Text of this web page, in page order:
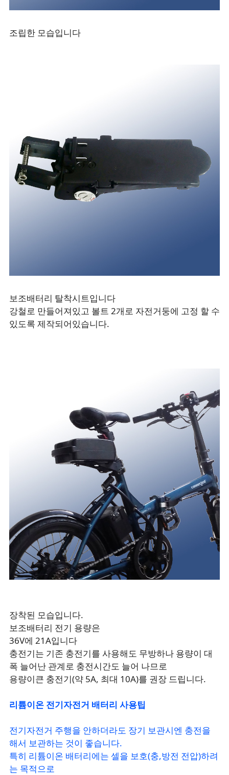
조립한 모습입니다
보조배터리 탈착시트입니다
강철로 만들어져있고 볼트 2개로 자전거둥에 고정 할 수
있도록 제작되어있습니다.
장착된 모습입니다.
보조배터리 전기 용량은
36V에 21A입니다
충전기는 기존 충전기를 사용해도 무방하나 용량이 대
폭 늘어난 관계로 충전시간도 늘어 나므로
용량이큰 충전기(약 5A, 최대 10A)를 권장 드립니다.
리튬이온 전기자전거 배터리 사용팁
전기자전거 주행을 안하더라도 장기 보관시엔 충전을
해서 보관하는 것이 좋습니다.
특히 리튬이온 배터리에는 셀을 보호(충,방전 전압)하려
는 목적으로